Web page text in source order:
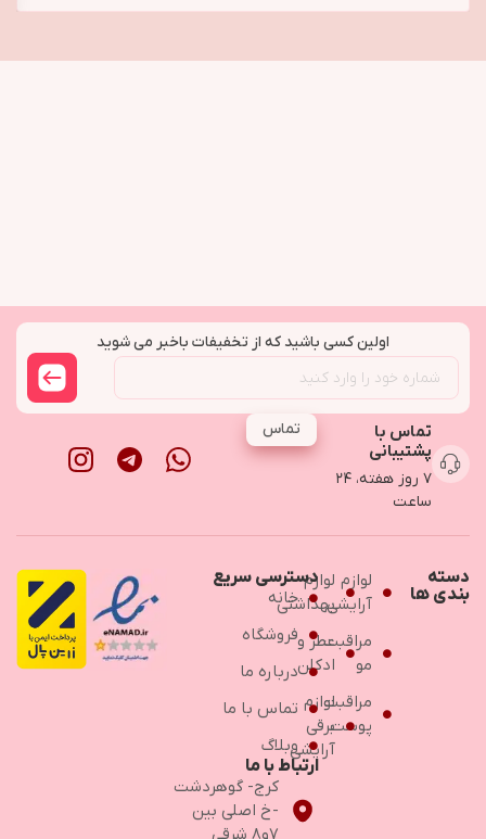
اولین کسی باشید که از تخفیفات باخبر می شوید
تماس با
پشتیبانی
۷ روز هفته، ۲۴
ساعت
تماس
دسته
بندی ها
لوازم
آرایشی
مراقبت
مو
مراقبت
پوست
لوازم
بهداشتی
عطر و
ادکلن
لوازم
برقی
آرایشی
دسترسی سریع
خانه
فروشگاه
درباره ما
تماس با ما
وبلاگ
ارتباط با ما
کرج- گوهردشت
-خ اصلی بین